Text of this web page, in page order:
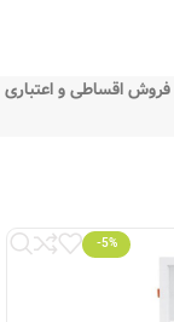
فروش اقساطی و اعتباری
-5%